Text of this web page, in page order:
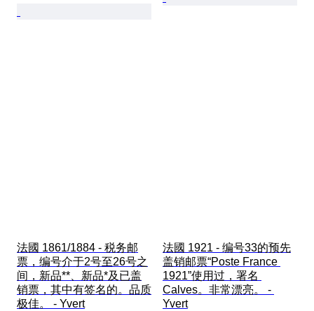
法國 1861/1884 - 税务邮
票，编号介于2号至26号之
间，新品**、新品*及已盖
销票，其中有签名的。品质
极佳。 - Yvert
法國 1921 - 编号33的预先
盖销邮票“Poste France
1921”使用过，署名
Calves。非常漂亮。 -
Yvert